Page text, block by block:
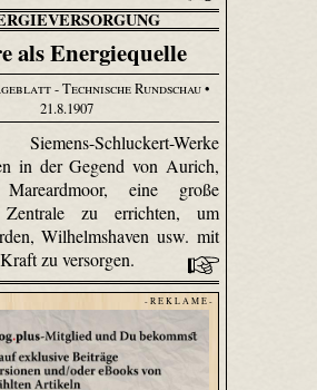
als Energiequelle
- Technische Rundschau•
21.8.1907
Schluckert-Werke
in der Gegend von Aurich,
eine große
Zentrale zu errichten, um
Wilhelmshaven usw. mit
zu versorgen.
- R E K L A M E -